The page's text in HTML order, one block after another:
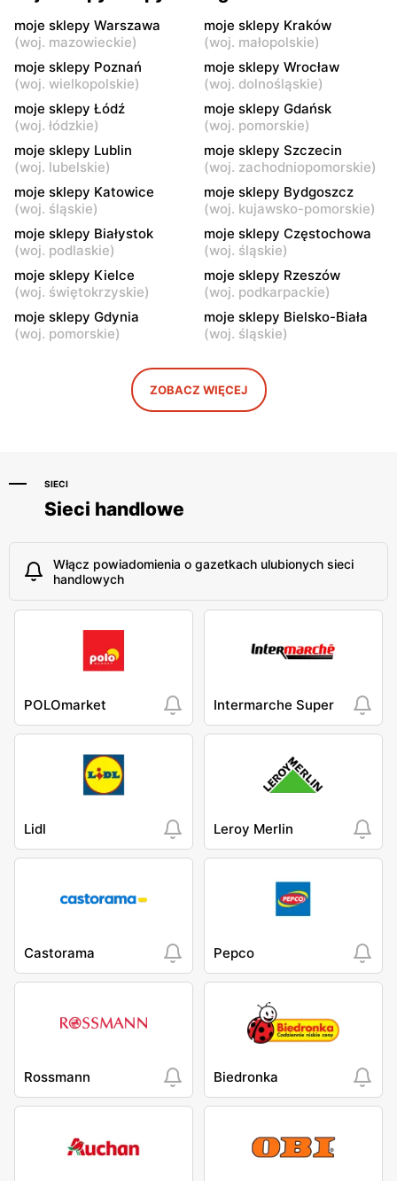
moje sklepy
Jadachy, ul. Jadachy 111
moje sklepy
Jeżowe, ul. Zalesie 77
moje sklepy
Kazimierza Wielka, ul.
Kolejowa 15
moje sklepy
Kamień, ul. Błonie 23
moje sklepy
Górki, ul. Górki 71
moje sklepy
Gumniska, ul. Gumniska
157C
moje sklepy
Iwierzyce, ul. Iwierzyce
moje sklepy
Tczew, ul. Franciszka Żwirki
moje sklepy
Hyżne, ul. Hyżne 100
moje sklepy
Jarosław, ul. Pełkińska 147
Niebylec, ul. Niebylec 139 Opole, ul. Grudzicka 45
moje sklepy Warszawa
(woj. mazowieckie)
moje sklepy Kraków
(woj. małopolskie)
moje sklepy Poznań
(woj. wielkopolskie)
moje sklepy Wrocław
(woj. dolnośląskie)
moje sklepy Łódź
(woj. łódzkie)
moje sklepy Gdańsk
(woj. pomorskie)
moje sklepy Lublin
(woj. lubelskie)
moje sklepy Szczecin
(woj. zachodniopomorskie)
moje sklepy Katowice
(woj. śląskie)
moje sklepy Bydgoszcz
(woj. kujawsko-pomorskie)
moje sklepy Białystok
(woj. podlaskie)
moje sklepy Częstochowa
(woj. śląskie)
moje sklepy Kielce
(woj. świętokrzyskie)
moje sklepy Rzeszów
(woj. podkarpackie)
moje sklepy Gdynia
(woj. pomorskie)
moje sklepy Bielsko-Biała
(woj. śląskie)
ZOBACZ WIĘCEJ
SIECI
Sieci handlowe
Włącz powiadomienia o gazetkach ulubionych sieci
handlowych
POLOmarket Intermarche Super
Lidl Leroy Merlin
Castorama Pepco
Rossmann Biedronka